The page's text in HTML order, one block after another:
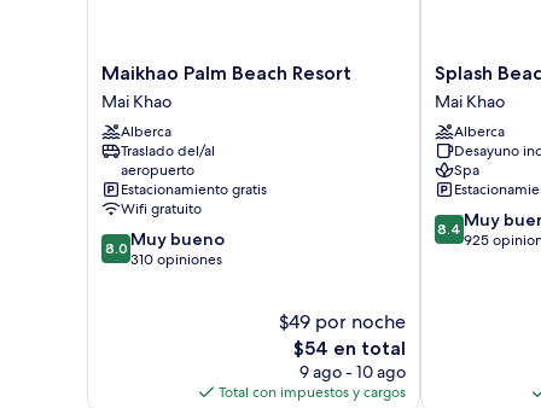
Maikhao
Palm
Beach
Resort
Mai
Khao
Maikhao Palm Beach Resort
Mai Khao
Alberca
Traslado del/al
aeropuerto
Estacionamiento gratis
Wifi gratuito
8.0
de
8.0 Muy bueno
310 opiniones
$49 por noche
El
precio
actual
$54 en total
9 ago - 10 ago
Total con impuestos y cargos
Splash
Beach
Resort
Phuket
Mai
Khao
Splash
Mai Khao
Alberca
Desayuno
Spa
8.4
de
8.4 Muy
925